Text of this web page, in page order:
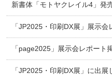
新書体「モトヤクレイル4」発
「JP2025・印刷DX展」展示
「page2025」展示会レポート
「JP2025・印刷DX展」に出展